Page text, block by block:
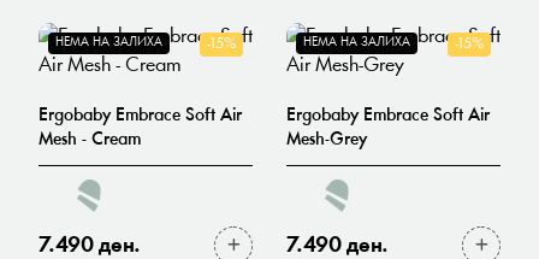
-15%
НЕМА НА ЗАЛИХА
Ergobaby Embrace Soft Air
Mesh - Cream
7.490 ден.
-15%
НЕМА НА ЗАЛИХА
Ergobaby Embrace Soft Air
Mesh-Grey
7.490 ден.